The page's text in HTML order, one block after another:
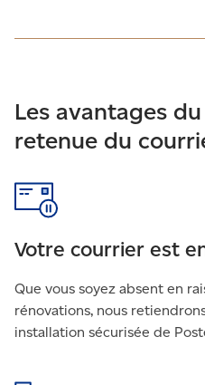
Les avantages
retenue du
Votre courrier est
Que vous soyez absent en
rénovations, nous
installation sécurisée de